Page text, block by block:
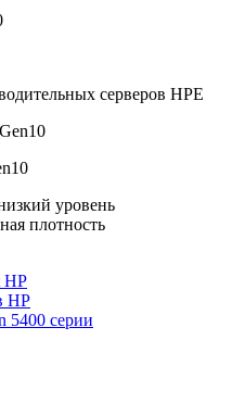
серверов HPE
уровень
плотность
HP
HP
5400 серии